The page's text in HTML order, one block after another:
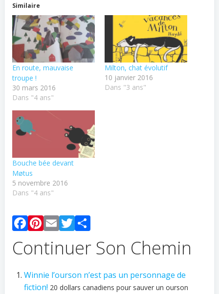
Similaire
En route, mauvaise
troupe !
30 mars 2016
Dans "4 ans"
Milton, chat évolutif
10 janvier 2016
Dans "3 ans"
Bouche bée devant
Møtus
5 novembre 2016
Dans "4 ans"
Facebook
Pinterest
EmailTwitter
Continuer Son Chemin
Winnie l’ourson n’est pas un personnage de
fiction! 20 dollars canadiens pour sauver un ourson